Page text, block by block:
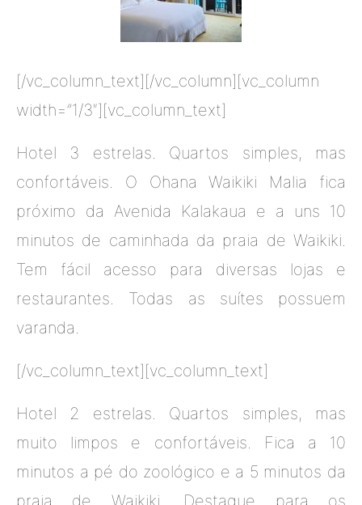
[/vc_column_text][/vc_column][vc_column
width=”1/3″][vc_column_text]
Hotel 3 estrelas. Quartos simples, mas
confortáveis. O Ohana Waikiki Malia fica
próximo da Avenida Kalakaua e a uns 10
minutos de caminhada da praia de Waikiki.
Tem fácil acesso para diversas lojas e
restaurantes. Todas as suítes possuem
varanda.
[/vc_column_text][vc_column_text]
Hotel 2 estrelas. Quartos simples, mas
muito limpos e confortáveis. Fica a 10
minutos a pé do zoológico e a 5 minutos da
praia de Waikiki. Destaque para os